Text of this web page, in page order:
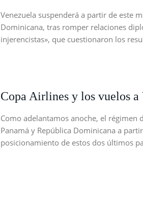
Venezuela suspenderá a partir de este
Dominicana, tras romper relaciones
injerencistas», que cuestionaron los
Copa Airlines y los vuelos a
Como adelantamos anoche, el régimen
Panamá y República Dominicana a
posicionamiento de estos dos últimos